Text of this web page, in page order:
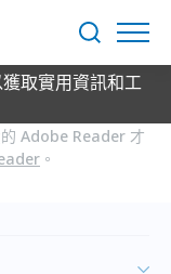
搜
尋
獲取實用資訊和工
的 Adobe Reader 才
。